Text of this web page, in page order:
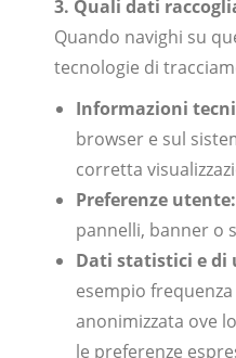
3. Quali dati
Quando navighi su
tecnologie di
Informazioni
browser e sul
corretta
Preferenze utente:
pannelli, banner o
Dati statistici e di
esempio
anonimizzata ove
le preferenze